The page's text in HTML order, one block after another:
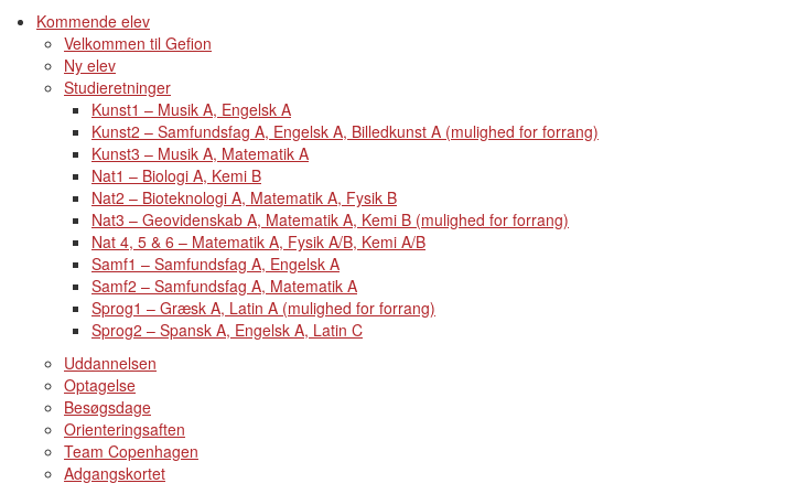
Kommende elev
Velkommen til Gefion
Ny elev
Studieretninger
Kunst1 – Musik A, Engelsk A
Kunst2 – Samfundsfag A, Engelsk A, Billedkunst A (mulighed for forrang)
Kunst3 – Musik A, Matematik A
Nat1 – Biologi A, Kemi B
Nat2 – Bioteknologi A, Matematik A, Fysik B
Nat3 – Geovidenskab A, Matematik A, Kemi B (mulighed for forrang)
Nat 4, 5 & 6 – Matematik A, Fysik A/B, Kemi A/B
Samf1 – Samfundsfag A, Engelsk A
Samf2 – Samfundsfag A, Matematik A
Sprog1 – Græsk A, Latin A (mulighed for forrang)
Sprog2 – Spansk A, Engelsk A, Latin C
Uddannelsen
Optagelse
Besøgsdage
Orienteringsaften
Team Copenhagen
Adgangskortet